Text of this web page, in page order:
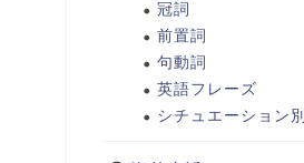
冠詞
前置詞
句動詞
英語フレーズ
シチュエーション別